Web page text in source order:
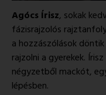
Agócs Írisz, sokak
fázisrajzolós
a hozzászólások
rajzolni a gyerekek.
négyzetből mackót,
lépésben.